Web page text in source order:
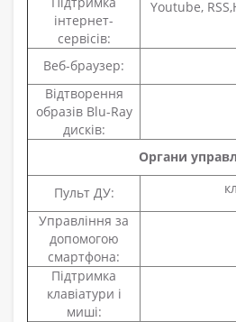
інтернет-
сервісів:
Youtube,
Веб-браузер:
Відтворення
образів Blu-Ray
дисків:
Органи
Пульт ДУ:
Управління за
допомогою
смартфона:
Підтримка
клавіатури і
миші: